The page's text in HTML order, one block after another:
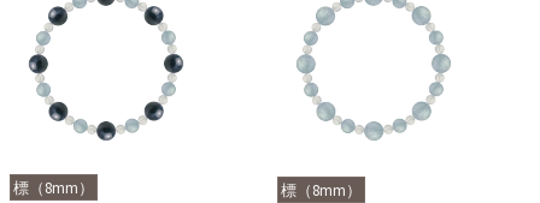
標（8mm） 標（8mm）